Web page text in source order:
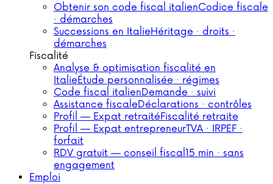
Obtenir son code fiscal italienCodice fiscale
· démarches
Successions en ItalieHéritage · droits ·
démarches
Fiscalité
Analyse & optimisation fiscalité en
ItalieÉtude personnalisée · régimes
Code fiscal italienDemande · suivi
Assistance fiscaleDéclarations · contrôles
Profil — Expat retraitéFiscalité retraite
Profil — Expat entrepreneurTVA · IRPEF ·
forfait
RDV gratuit — conseil fiscal15 min · sans
engagement
Emploi